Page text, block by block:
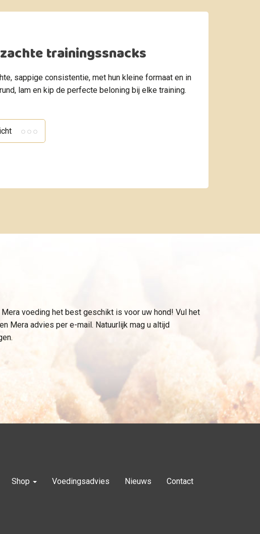
trainingssnacks
sappige consistentie, met hun kleine formaat en in
lam en kip de perfecte beloning bij elke training.
voeding het best geschikt is voor uw hond! Vul het
Mera advies per e-mail. Natuurlijk mag u altijd
Shop Voedingsadvies Nieuws Contact